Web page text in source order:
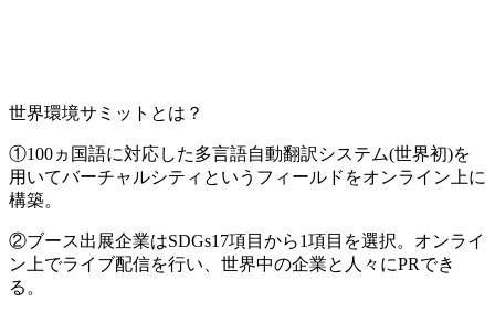
世界環境サミットとは？
①100ヵ国語に対応した多言語自動翻訳システム(世界初)を
用いてバーチャルシティというフィールドをオンライン上に
構築。
②ブース出展企業はSDGs17項目から1項目を選択。オンライ
ン上でライブ配信を行い、世界中の企業と人々にPRでき
る。